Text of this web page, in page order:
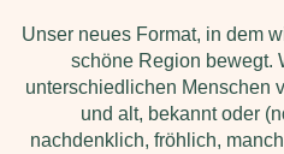
Unser neues Format, in dem
schöne Region bewegt.
unterschiedlichen Menschen
und alt, bekannt oder
nachdenklich, fröhlich,